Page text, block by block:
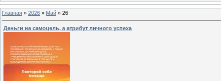
Главная » 2026 » Май » 26
Деньги на самоцель, а атрибут личного успеха